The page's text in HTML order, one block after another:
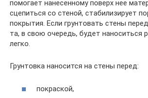
помогает нанесенному поверх нее
сцепиться со стеной, стабилизирует
покрытия. Если грунтовать стены
та, в свою очередь, будет наноситься
легко.
Грунтовка наносится на стены перед:
покраской,